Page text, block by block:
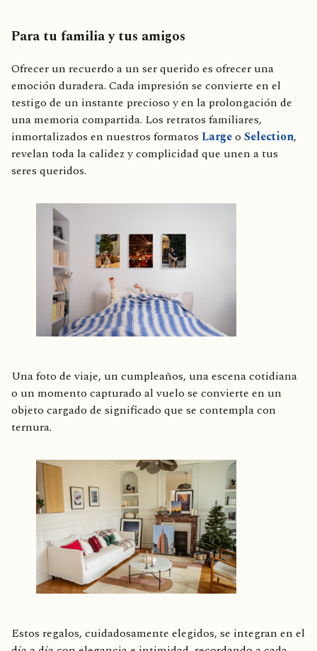
Para tu familia y tus amigos
Ofrecer un recuerdo a un ser querido es ofrecer una
emoción duradera. Cada impresión se convierte en el
testigo de un instante precioso y en la prolongación de
una memoria compartida. Los retratos familiares,
inmortalizados en nuestros formatos Largeo Selection,
revelan toda la calidez y complicidad que unen a tus
seres queridos.
Una foto de viaje, un cumpleaños, una escena cotidiana
o un momento capturado al vuelo se convierte en un
objeto cargado de significado que se contempla con
ternura.
Estos regalos, cuidadosamente elegidos, se integran en el